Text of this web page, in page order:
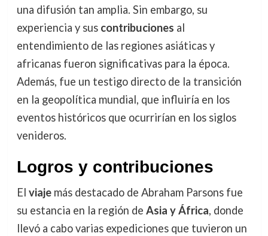
una difusión tan amplia. Sin embargo, su
experiencia y sus contribuciones al
entendimiento de las regiones asiáticas y
africanas fueron significativas para la época.
Además, fue un testigo directo de la transición
en la geopolítica mundial, que influiría en los
eventos históricos que ocurrirían en los siglos
venideros.
Logros y contribuciones
El viajemás destacado de Abraham Parsons fue
su estancia en la región de Asia y África, donde
llevó a cabo varias expediciones que tuvieron un